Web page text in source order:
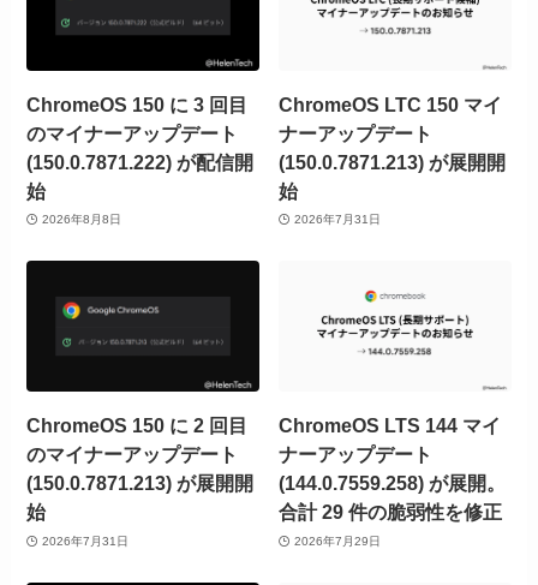
ChromeOS 150 に 3 回目
のマイナーアップデート
(150.0.7871.222) が配信開
始
2026年8月8日
ChromeOS LTC 150 マイ
ナーアップデート
(150.0.7871.213) が展開開
始
2026年7月31日
ChromeOS 150 に 2 回目
のマイナーアップデート
(150.0.7871.213) が展開開
始
2026年7月31日
ChromeOS LTS 144 マイ
ナーアップデート
(144.0.7559.258) が展開。
合計 29 件の脆弱性を修正
2026年7月29日